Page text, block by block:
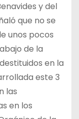
y del
que no se
unos pocos
de la
en la
este 3
las
en los